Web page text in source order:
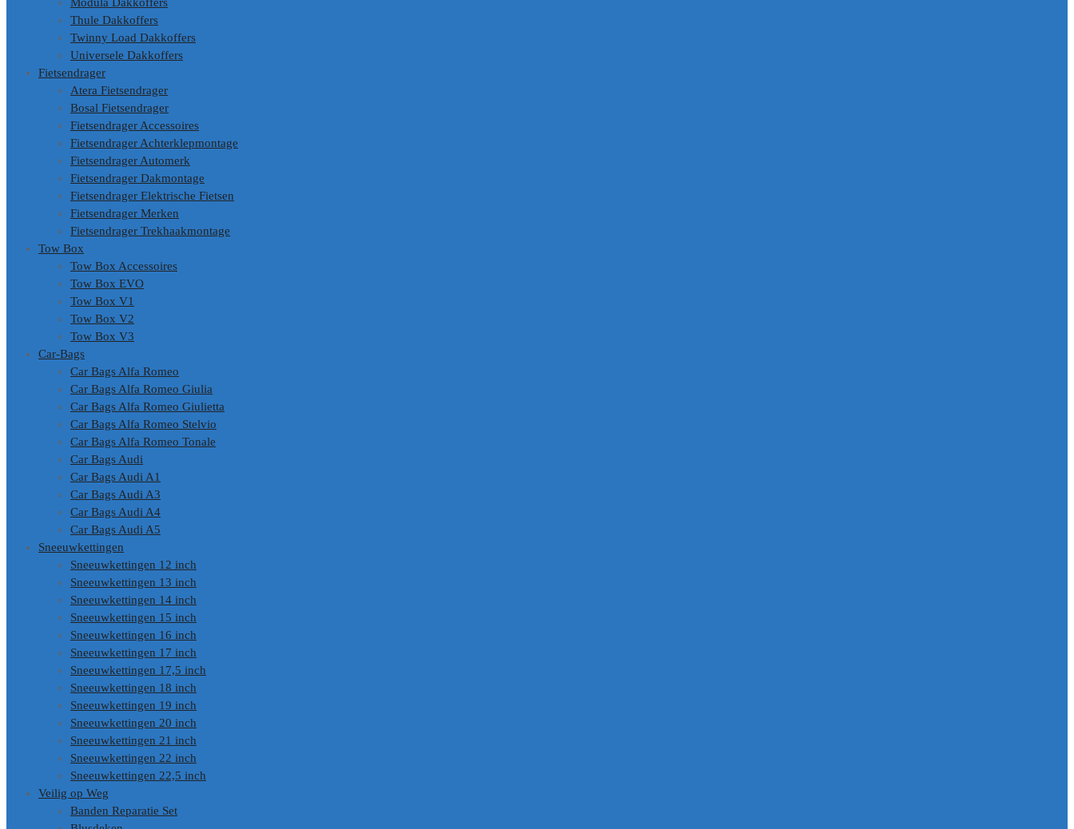
Modula Dakkoffers
Thule Dakkoffers
Twinny Load Dakkoffers
Universele Dakkoffers
Fietsendrager
Atera Fietsendrager
Bosal Fietsendrager
Fietsendrager Accessoires
Fietsendrager Achterklepmontage
Fietsendrager Automerk
Fietsendrager Dakmontage
Fietsendrager Elektrische Fietsen
Fietsendrager Merken
Fietsendrager Trekhaakmontage
Tow Box
Tow Box Accessoires
Tow Box EVO
Tow Box V1
Tow Box V2
Tow Box V3
Car-Bags
Car Bags Alfa Romeo
Car Bags Alfa Romeo Giulia
Car Bags Alfa Romeo Giulietta
Car Bags Alfa Romeo Stelvio
Car Bags Alfa Romeo Tonale
Car Bags Audi
Car Bags Audi A1
Car Bags Audi A3
Car Bags Audi A4
Car Bags Audi A5
Sneeuwkettingen
Sneeuwkettingen 12 inch
Sneeuwkettingen 13 inch
Sneeuwkettingen 14 inch
Sneeuwkettingen 15 inch
Sneeuwkettingen 16 inch
Sneeuwkettingen 17 inch
Sneeuwkettingen 17,5 inch
Sneeuwkettingen 18 inch
Sneeuwkettingen 19 inch
Sneeuwkettingen 20 inch
Sneeuwkettingen 21 inch
Sneeuwkettingen 22 inch
Sneeuwkettingen 22,5 inch
Veilig op Weg
Banden Reparatie Set